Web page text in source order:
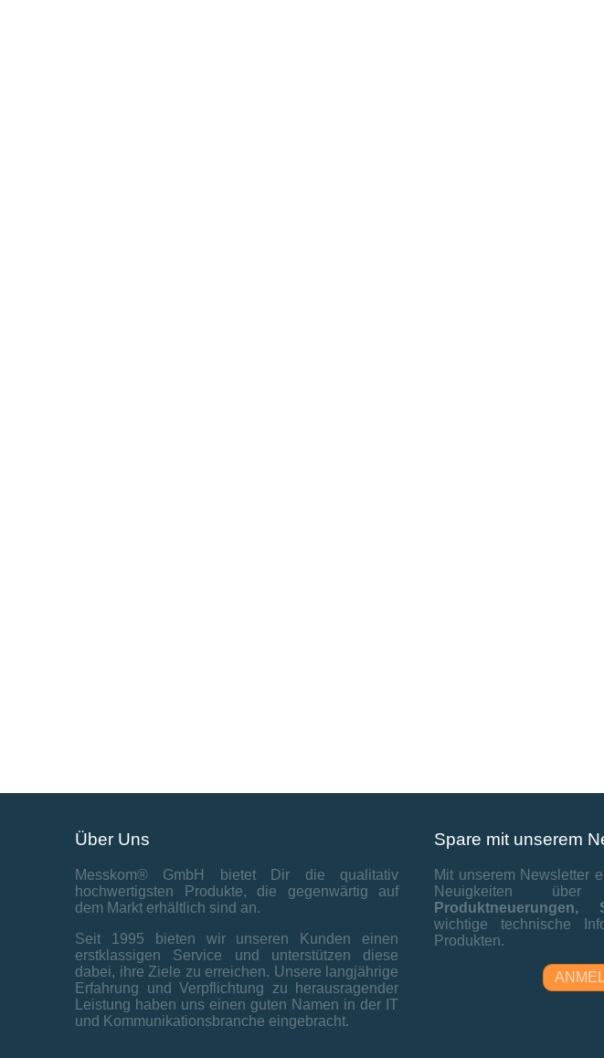
Über Uns
Messkom® GmbH bietet Dir die qualitativ
hochwertigsten Produkte, die gegenwärtig auf
dem Markt erhältlich sind an.
Seit 1995 bieten wir unseren Kunden einen
erstklassigen Service und unterstützen diese
dabei, ihre Ziele zu erreichen. Unsere langjährige
Erfahrung und Verpflichtung zu herausragender
Leistung haben uns einen guten Namen in der IT
und Kommunikationsbranche eingebracht.
Spare mit unserem
Mit unserem Newsletter
Neuigkeiten
Produktneuerungen,
wichtige technische
Produkten.